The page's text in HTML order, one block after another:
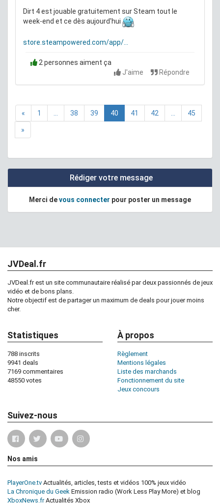
Dirt 4 est jouable gratuitement sur Steam tout le
week-end et ce dès aujourd'hui
store.steampowered.com/app/...
2 personnes aiment ça
J'aime
Répondre
« 1 ... 38 39 40 41 42 ... 45
»
Rédiger votre message
Merci devous connecter pour poster un message
JVDeal.fr
JVDeal.fr est un site communautaire réalisé par deux passionnés de jeux
vidéo et de bons plans.
Notre objectif est de partager un maximum de deals pour jouer moins
cher.
Statistiques
788 inscrits
9941 deals
7169 commentaires
48550 votes
À propos
Règlement
Mentions légales
Liste des marchands
Fonctionnement du site
Jeux concours
Suivez-nous
Nos amis
PlayerOne.tv Actualités, articles, tests et vidéos 100% jeux vidéo
La Chronique du Geek Emission radio (Work Less Play More) et blog
XboxNews.frActualités Xbox